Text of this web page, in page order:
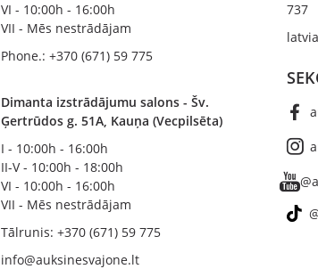
VI - 10:00h - 16:00h
VII - Mēs nestrādājam
Phone.: +370 (671) 59 775
Dimanta izstrādājumu salons - Šv.
Ģertrūdos g. 51A, Kauņa (Vecpilsēta)
I - 10:00h - 16:00h
II-V - 10:00h - 18:00h
VI - 10:00h - 16:00h
VII - Mēs nestrādājam
Tālrunis: +370 (671) 59 775
info@auksinesvajone.lt
737